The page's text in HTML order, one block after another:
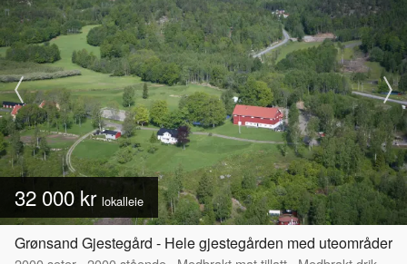
32 000 kr lokalleie
Grønsand Gjestegård - Hele gjestegården med uteområder